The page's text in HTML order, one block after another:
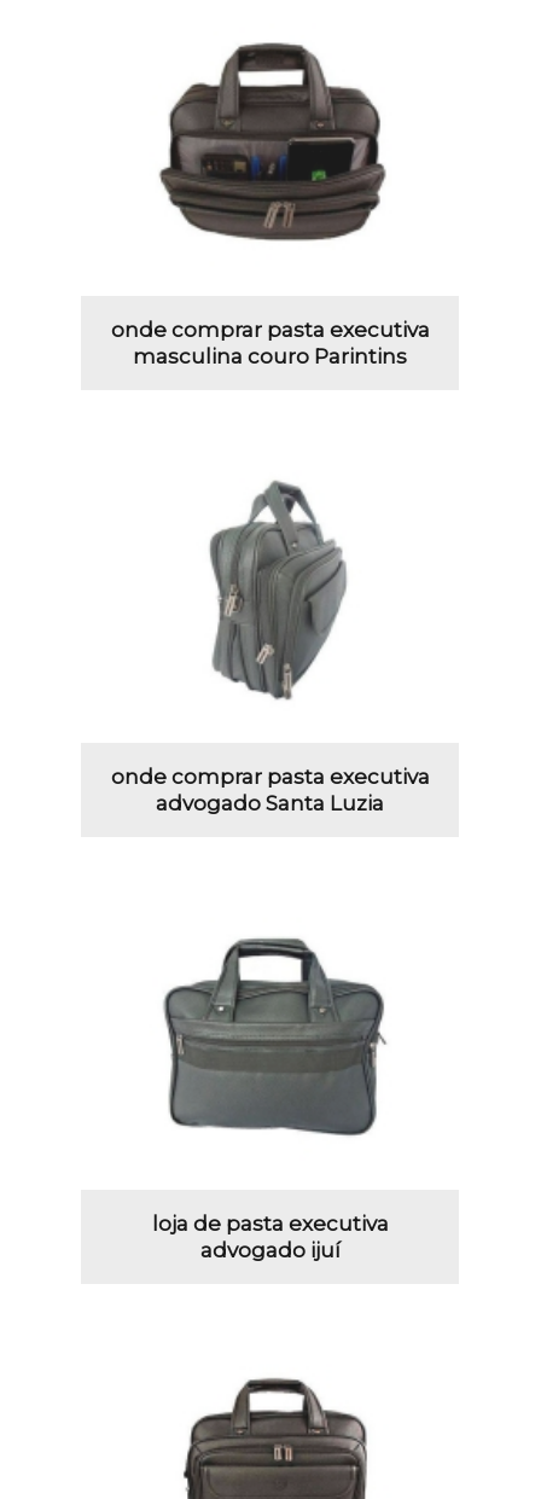
onde comprar pasta executiva
masculina couro Parintins
onde comprar pasta executiva
advogado Santa Luzia
loja de pasta executiva
advogado ijuí